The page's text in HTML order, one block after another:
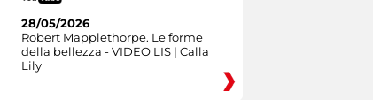
28/05/2026
Robert Mapplethorpe. Le forme
della bellezza - VIDEO LIS | Calla
Lily